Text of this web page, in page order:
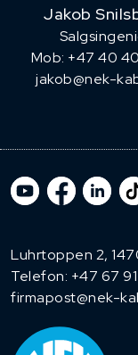
Jakob
Mob: +47 40
jakob@nek-
Luhrtoppen 2,
Telefon: +47 67
firmapost@nek-